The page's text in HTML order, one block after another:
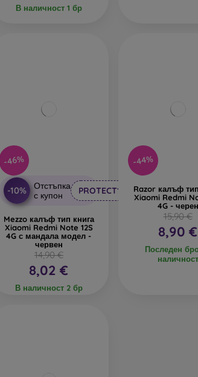
В наличност 1 бр
-46%
-10%
Отстъпка
с купон
PROTECT10
Mezzo калъф тип книга
Xiaomi Redmi Note 12S
4G с мандала модел -
червен
14,90 €
8,02 €
В наличност 2 бр
-44%
Razor калъф
Xiaomi Redmi
4G - черен
15,90 €
8,90 €
Последен
наличност